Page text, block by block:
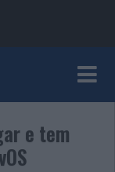
e tem